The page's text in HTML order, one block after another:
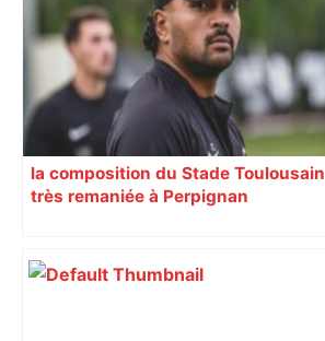
cinquantaine de migrants évacuée –
Actu.fr
la composition du Stade Toulousain
très remaniée à Perpignan